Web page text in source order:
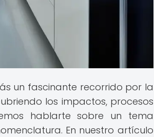
un fascinante recorrido por la
los impactos, procesos
hablarte sobre un tema
En nuestro artículo